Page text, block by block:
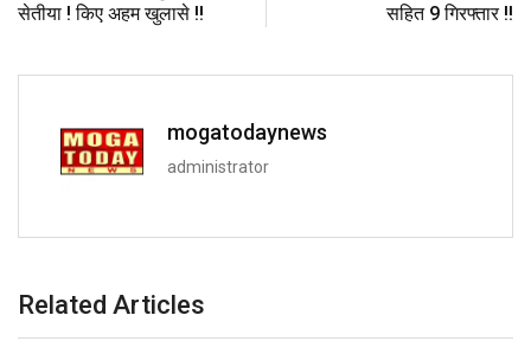
सेतीया ! किए अहम खुलासे !!
सहित 9 गिरफ्तार !!
mogatodaynews
administrator
Related Articles